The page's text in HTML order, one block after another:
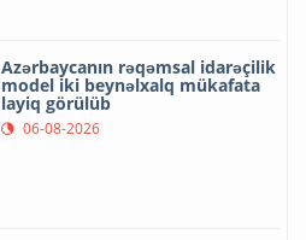
Azərbaycanın rəqəmsal idarəçilik
model iki beynəlxalq mükafata
layiq görülüb
06-08-2026